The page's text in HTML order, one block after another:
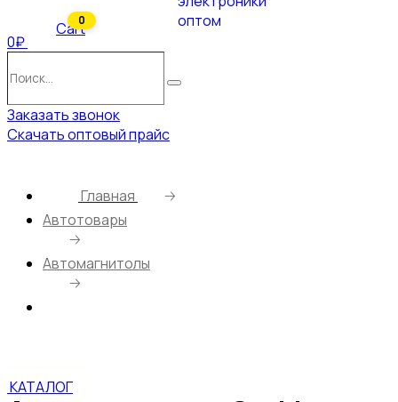
0₽
0
Cart
Поиск
Заказать звонок
Скачать оптовый прайс
Главная
🡢
Автотовары
🡢
Автомагнитолы
🡢
КАТАЛОГ